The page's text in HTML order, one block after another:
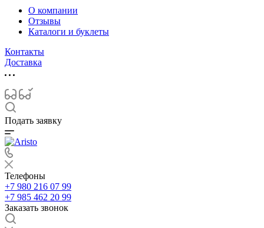
О компании
Отзывы
Каталоги и буклеты
Контакты
Доставка
Подать заявку
Телефоны
+7 980 216 07 99
+7 985 462 20 99
Заказать звонок